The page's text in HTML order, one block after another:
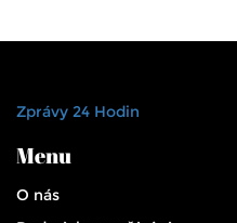
Zprávy 24 Hodin
Menu
O nás